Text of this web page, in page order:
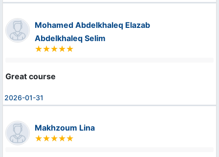
Mohamed Abdelkhaleq Elazab
Abdelkhaleq Selim
Great course
2026-01-31
Makhzoum Lina